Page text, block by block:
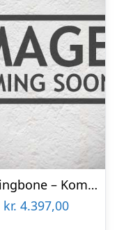
Herringbone – Kommode sildeben – 2 skuffer
kr. 4.397,00